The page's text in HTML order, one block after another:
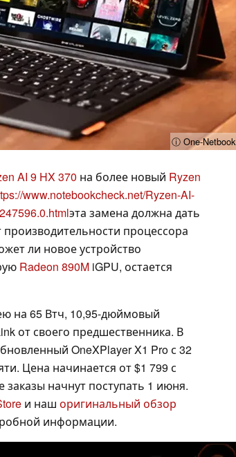
ⓘ One-Netbook
AI 9 HX 370 на более новый Ryzen
www.notebookcheck.net/Ryzen-AI-
эта замена должна дать
процессора
ли новое устройство
Radeon 890M iGPU, остается
на 65 Втч, 10,95-дюймовый
от своего предшественника. В
OneXPlayer X1 Pro с 32
Цена начинается от $1 799 с
начнут поступать 1 июня.
и наш оригинальный обзор
информации.